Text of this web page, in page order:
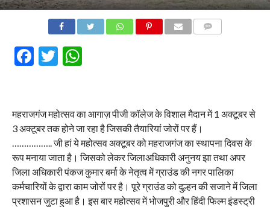
Facebook
Twitter
WhatsApp
महराजगंज महोत्सव का आगाज़ पीजी कॉलेज के विशाल मैदान में 1 अक्टूबर से
3 अक्टूबर तक होने जा रहा है जिसकी तैयारियां जोरों पर हैं।
…………….. जी हां ये महोत्सव अक्टूबर को महराजगंज का स्थापना दिवस के
रूप मनाया जाता है। जिसको लेकर जिलाअधिकारी अनुनय झा तथा अपर
जिला अधिकारी पंकज कुमार बर्मा के नेतृत्व में ग्राउंड की नगर पालिका
कर्मचारियों के द्वारा काम जोरों पर है। पूरे ग्राउंड को दुल्हन की सजाने में जिला
प्रशासन जुटा हुआ है। इस बार महोत्सव में भोजपुरी और हिंदी फिल्म इंडस्ट्री